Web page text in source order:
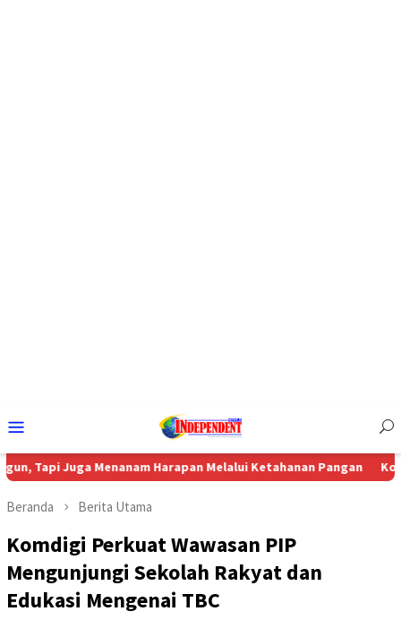
Mobile
Menanam Harapan Melalui Ketahanan Pangan Komisi 4
Beranda Berita Utama
Komdigi Perkuat Wawasan PIP
Mengunjungi Sekolah Rakyat dan
Edukasi Mengenai TBC